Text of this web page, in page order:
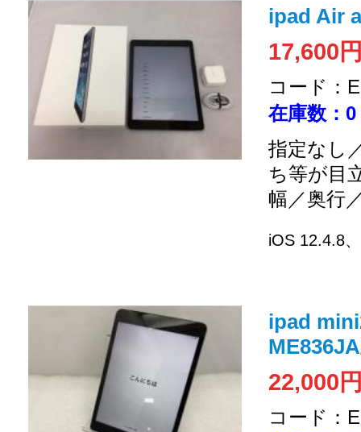
ipad Air
17,600
コード：
在庫数：0
指定なし
ち等が目
幅／奥行
iOS 12.4.8
ipad
22,000
コード：